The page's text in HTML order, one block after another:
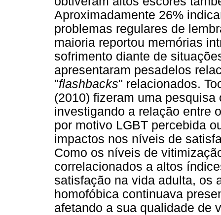
Aproximadamente 26%
problemas regulares de
maioria reportou memórias
sofrimento diante de
apresentaram pesadelos
"flashbacks" relacionados.
(2010) fizeram uma
investigando a relação entre
por motivo LGBT percebida
impactos nos níveis de
Como os níveis de
correlacionados a altos
satisfação na vida adulta, os
homofóbica continuava
afetando a sua qualidade de